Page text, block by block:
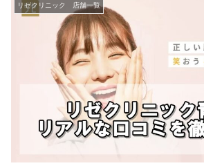
リゼクリニック 店舗一覧